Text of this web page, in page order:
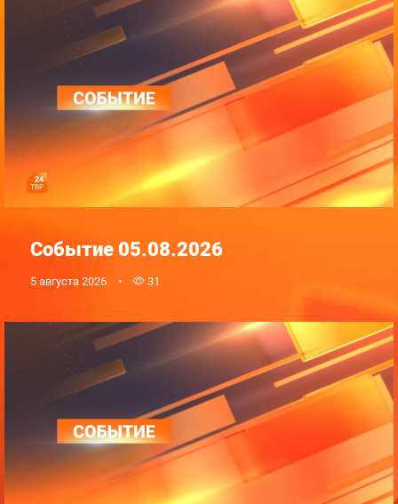
Событие 05.08.2026
5 августа 2026 31